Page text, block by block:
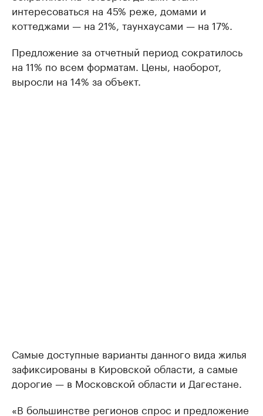
интересоваться на 45% реже, домами и
коттеджами — на 21%, таунхаусами — на 17%.
Предложение за отчетный период сократилось
на 11% по всем форматам. Цены, наоборот,
выросли на 14% за объект.
Самые доступные варианты данного вида жилья
зафиксированы в Кировской области, а самые
дорогие — в Московской области и Дагестане.
«В большинстве регионов спрос и предложение